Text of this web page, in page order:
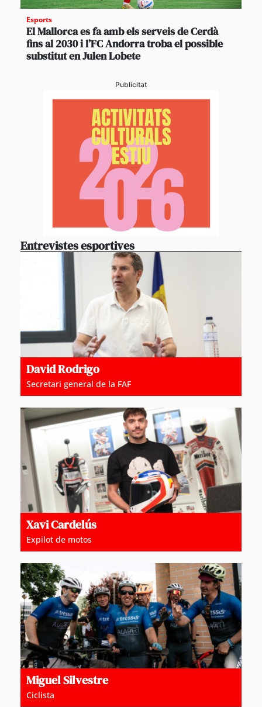
Esports
El Mallorca es fa amb els serveis de Cerdà
fins al 2030 i l’FC Andorra troba el possible
substitut en Julen Lobete
Publicitat
Entrevistes esportives
David Rodrigo
Secretari general de la FAF
Xavi Cardelús
Expilot de motos
Miguel Silvestre
Ciclista